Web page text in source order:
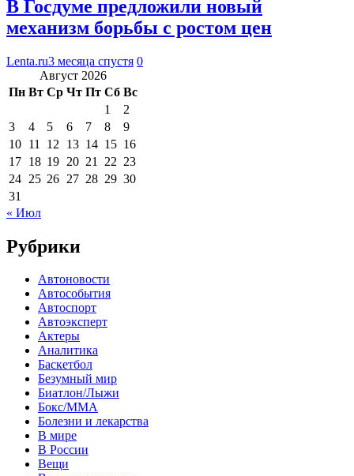
В Госдуме предложили новый
механизм борьбы с ростом цен
Lenta.ru3 месяца спустя 0
Август 2026
Пн Вт Ср Чт Пт Сб Вс
1
2
3
4 5 6 7 8
9
10 11 12 13 14 15 16
17 18 19 20 21 22 23
24 25 26 27 28 29 30
31
« Июл
Рубрики
Автоновости
Автособытия
Автоспорт
Автоэксперт
Актеры
Аналитика
Баскетбол
Безумный мир
Биатлон/Лыжи
Бокс/MMA
Болезни и лекарства
В мире
В России
Вещи